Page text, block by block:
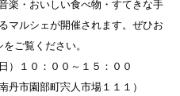
楽・おいしい食べ物・すてきな手
マルシェが開催されます。ぜひお
ご覧ください。
）１０：００～１５：００
丹市園部町宍人市場１１１）